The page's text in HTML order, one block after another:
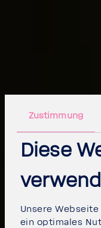
Zustimmung
Diese
Unsere
ein optimales